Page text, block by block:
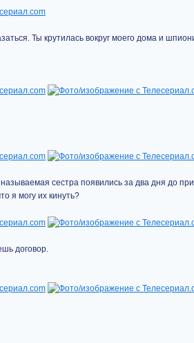
Ты крутилась вокруг моего дома и
сестра появились за два дня до
я могу их кинуть?
договор.